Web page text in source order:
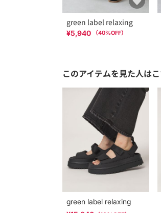
green label relaxing
¥5,940 （40%OFF）